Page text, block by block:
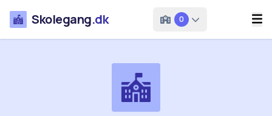
Skolegang.dk 0